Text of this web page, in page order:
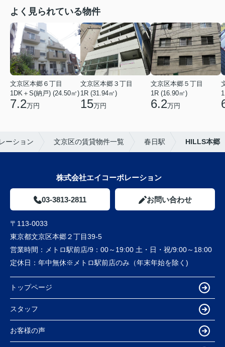
よく見られている物件
文京区本郷６丁目
1DK＋S(納戸) (24.50㎡)
7.2万円
文京区本郷３丁目
1R (31.94㎡)
15万円
文京区本郷５丁目
1R (16.90㎡)
6.2万円
ーション 文京区の賃貸物件一覧 春日駅 HILLS本郷
株式会社エイコーポレーション
03-3813-2811 お問い合わせ
〒113-0033
東京都文京区本郷２丁目39-5
営業時間：
メトロ駅前店/9：00～19:00 土・日・祝/9:00～18:00
定休日： 年中無休※メトロ駅前店のみ（年末年始を除く)
トップページ
スタッフ
お客様の声